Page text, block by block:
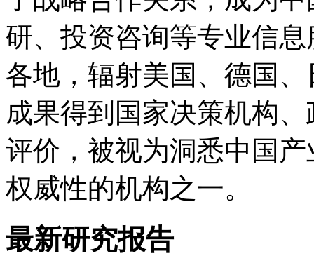
研、投资咨询等专业信
各地，辐射美国、德国
成果得到国家决策机构
评价，被视为洞悉中国
权威性的机构之一。
最新研究报告